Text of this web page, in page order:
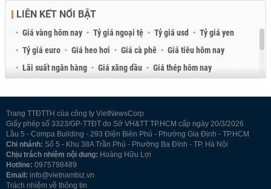
LIÊN KẾT NỔI BẬT
Giá vàng hôm nay Tỷ giá ngoại tệ Tỷ giá usd
Tỷ giá yen
Tỷ giá euro
Giá heo hơi Giá cà phê
Giá tiêu hôm nay
Lãi suất ngân hàng
Giá xăng dầu
Giá thép hôm nay
Trang TTĐTTH của công ty VietNewsCorp
Giấy phép số 3323/GP-TTĐT do Sở VH&TT TP.HCM cấp ngày 20/3/2026
Lầu 5 - Compa Building - 293 Điện Biên Phủ - Phường Gia Định - TP.HCM
Chi nhánh: Số 5 - Khu 38A Trần Phú - Phường Ba Đình - TP. Hà Nội
Chịu trách nhiệm nội dung: Hoàng Hữu Lợi
Hotline: 0975798489
Email: info@vietnambiz.vn
Trách nhiệm về thông tin